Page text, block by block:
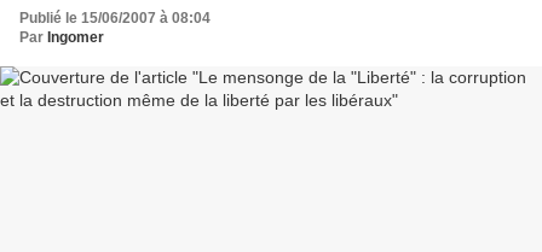
Publié le 15/06/2007 à 08:04
Par Ingomer